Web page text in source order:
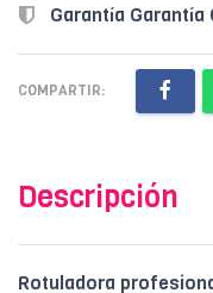
Garantía
COMPARTIR:
Descripción
Rotuladora